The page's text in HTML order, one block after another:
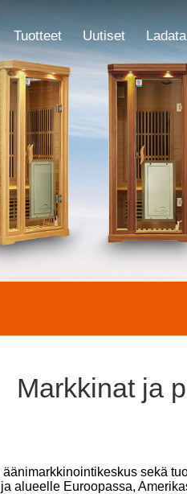
Tuotteet Uutiset Ladata
Markkinat ja
sekä
alueelle Euroopassa,